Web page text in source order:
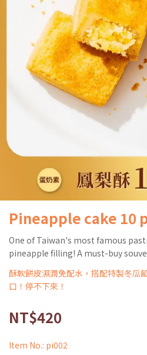
Pineapple cake 10
One of Taiwan's most famous
pineapple filling! A must-buy
酥軟餅皮濕潤免配水，搭配特製冬瓜
口！停不下來！
NT$420
Item No.: pi002